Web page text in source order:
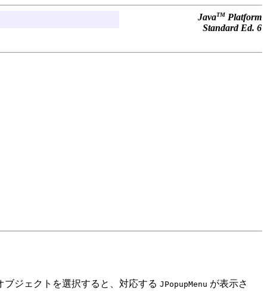
JavaTM Platform
Standard Ed. 6
ブジェクトを選択すると、対応する JPopupMenu が表示さ